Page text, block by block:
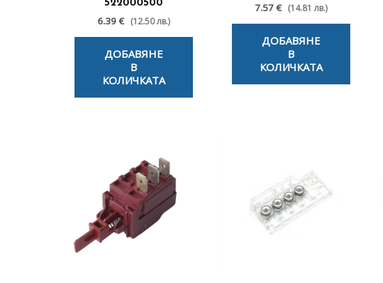
522000500
6.39 € (12.50 лв.)
ДОБАВЯНЕ
В
КОЛИЧКАТА
7.57 € (14.81 лв.)
ДОБАВЯНЕ
В
КОЛИЧКАТА